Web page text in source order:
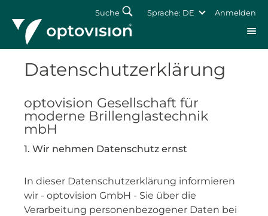
Suche Sprache: DE Anmelden
Anmelden
Passwort vergessen
Datenschutzerklärung
optovision Gesellschaft für
moderne Brillenglastechnik
mbH
1. Wir nehmen Datenschutz ernst
In dieser Datenschutzerklärung informieren
wir - optovision GmbH - Sie über die
Verarbeitung personenbezogener Daten bei